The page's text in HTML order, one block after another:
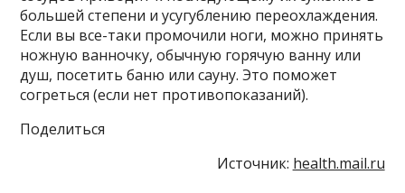
большей степени и усугублению переохлаждения.
Если вы все-таки промочили ноги, можно принять
ножную ванночку, обычную горячую ванну или
душ, посетить баню или сауну. Это поможет
согреться (если нет противопоказаний).
Поделиться
Источник: health.mail.ru